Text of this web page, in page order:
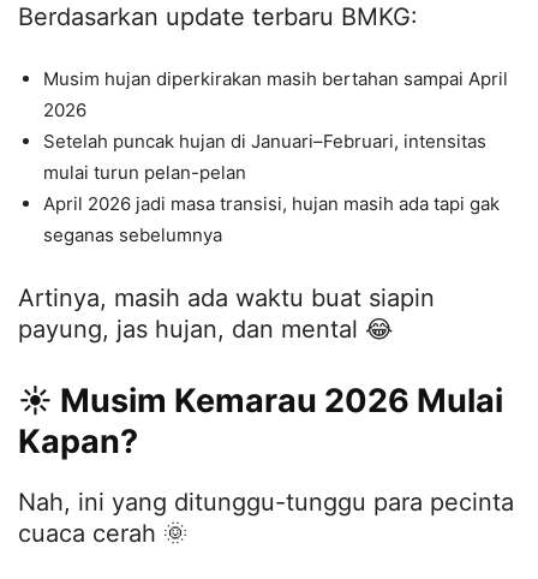
Berdasarkan update terbaru BMKG:
Musim hujan diperkirakan masih bertahan sampai April
2026
Setelah puncak hujan di Januari–Februari, intensitas
mulai turun pelan-pelan
April 2026 jadi masa transisi, hujan masih ada tapi gak
seganas sebelumnya
Artinya, masih ada waktu buat siapin
payung, jas hujan, dan mental 😂
☀️ Musim Kemarau 2026 Mulai
Kapan?
Nah, ini yang ditunggu-tunggu para pecinta
cuaca cerah 🌞